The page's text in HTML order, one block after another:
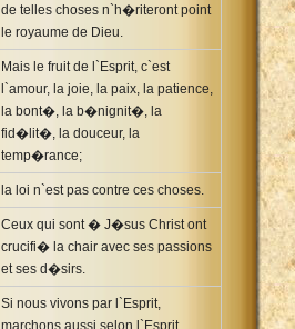
de telles choses n`h�riteront point
le royaume de Dieu.
Mais le fruit de l`Esprit, c`est
l`amour, la joie, la paix, la patience,
la bont�, la b�nignit�, la
fid�lit�, la douceur, la
temp�rance;
la loi n`est pas contre ces choses.
Ceux qui sont � J�sus Christ ont
crucifi� la chair avec ses passions
et ses d�sirs.
Si nous vivons par l`Esprit,
marchons aussi selon l`Esprit.